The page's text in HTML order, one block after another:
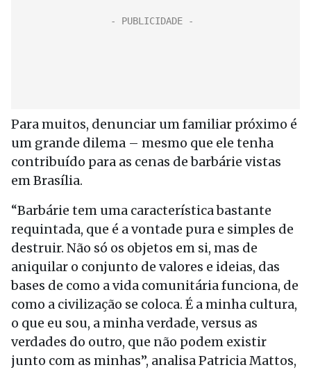
Para muitos, denunciar um familiar próximo é
um grande dilema – mesmo que ele tenha
contribuído para as cenas de barbárie vistas
em Brasília.
“Barbárie tem uma característica bastante
requintada, que é a vontade pura e simples de
destruir. Não só os objetos em si, mas de
aniquilar o conjunto de valores e ideias, das
bases de como a vida comunitária funciona, de
como a civilização se coloca. É a minha cultura,
o que eu sou, a minha verdade, versus as
verdades do outro, que não podem existir
junto com as minhas”, analisa Patricia Mattos,